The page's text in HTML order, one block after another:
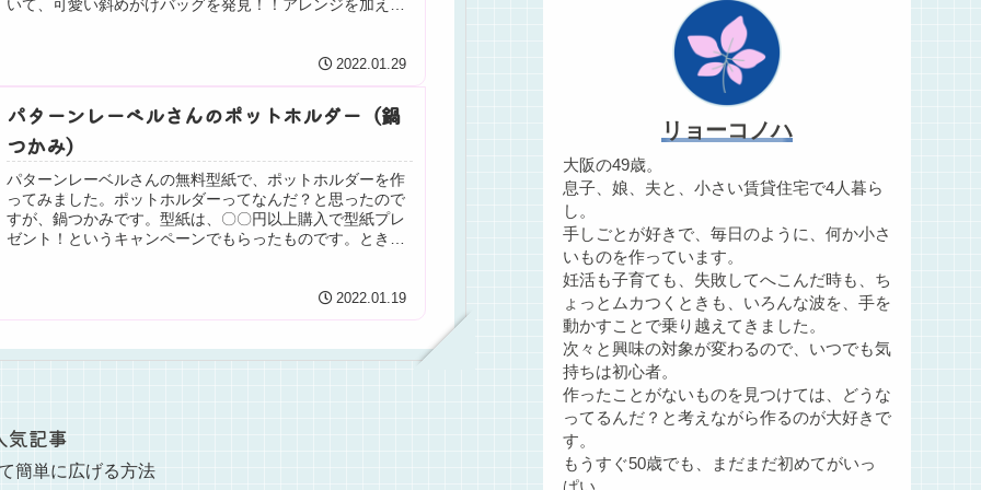
いて、可愛い斜めがけバッグを発見！！アレンジを加えな
2022.01.29
パターンレーベルさんのポットホルダー（鍋
つかみ）
パターンレーベルさんの無料型紙で、ポットホルダーを作
ってみました。ポットホルダーってなんだ？と思ったので
すが、鍋つかみです。型紙は、〇〇円以上購入で型紙プレ
ゼント！というキャンペーンでもらったものです。ときど
2022.01.19
気記事
簡単に広げる方法
リョーコノハ
大阪の49歳。
息子、娘、夫と、小さい賃貸住宅で4人暮ら
し。
手しごとが好きで、毎日のように、何か小さ
いものを作っています。
妊活も子育ても、失敗してへこんだ時も、ち
ょっとムカつくときも、いろんな波を、手を
動かすことで乗り越えてきました。
次々と興味の対象が変わるので、いつでも気
持ちは初心者。
作ったことがないものを見つけては、どうな
ってるんだ？と考えながら作るのが大好きで
す。
もうすぐ50歳でも、まだまだ初めてがいっ
ぱい。